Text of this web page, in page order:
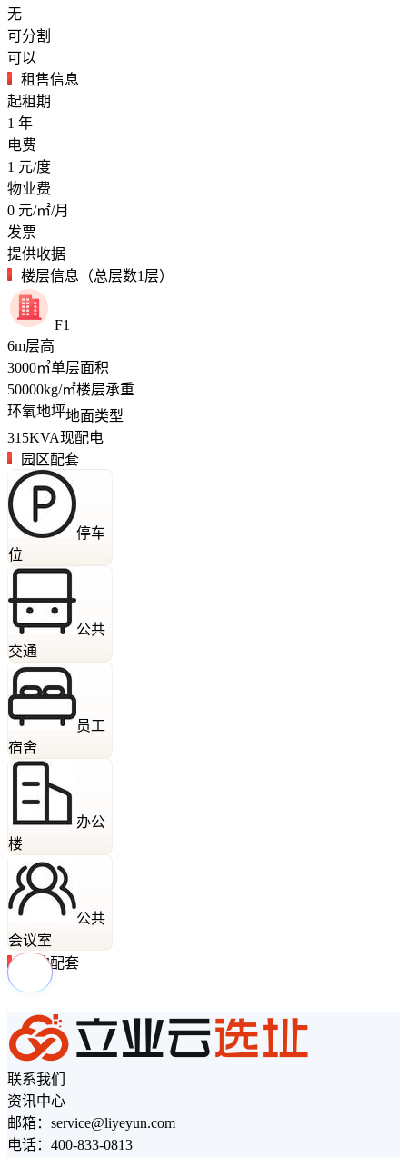
无
可分割
可以
租售信息
起租期
1 年
电费
1 元/度
物业费
0 元/㎡/月
发票
提供收据
楼层信息（总层数1层）
F1
6m层高
3000㎡单层面积
50000kg/㎡楼层承重
环氧地坪地面类型
315KVA现配电
园区配套
停车
位
公共
交通
员工
宿舍
办公
楼
公共
会议室
周边配套
联系我们
资讯中心
邮箱：service@liyeyun.com
电话：400-833-0813